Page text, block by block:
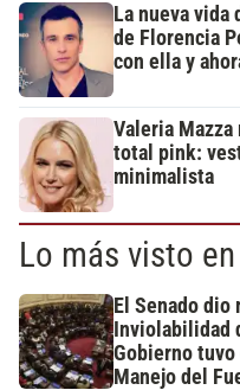
La nueva vida
de Florencia
con ella y
Valeria
total pink:
minimalista
Lo más visto
El Senado dio
Inviolabilidad
Gobierno tuvo
Manejo del